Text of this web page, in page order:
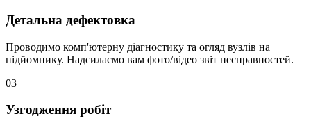
Детальна дефектовка
Проводимо комп'ютерну діагностику та огляд вузлів на
підйомнику. Надсилаємо вам фото/відео звіт несправностей.
03
Узгодження робіт